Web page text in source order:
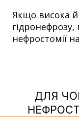
Якщо висока
гідронефрозу,
нефростомії
ДЛЯ